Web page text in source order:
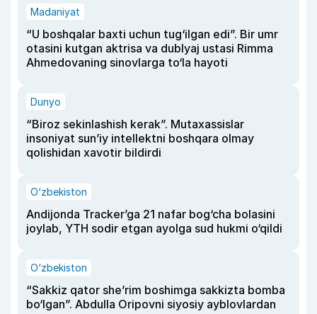
Madaniyat
“U boshqalar baxti uchun tug‘ilgan edi”. Bir umr
otasini kutgan aktrisa va dublyaj ustasi Rimma
Ahmedovaning sinovlarga to‘la hayoti
Dunyo
“Biroz sekinlashish kerak”. Mutaxassislar
insoniyat sun’iy intellektni boshqara olmay
qolishidan xavotir bildirdi
O‘zbekiston
Andijonda Tracker’ga 21 nafar bog‘cha bolasini
joylab, YTH sodir etgan ayolga sud hukmi o‘qildi
O‘zbekiston
“Sakkiz qator she’rim boshimga sakkizta bomba
bo‘lgan”. Abdulla Oripovni siyosiy ayblovlardan